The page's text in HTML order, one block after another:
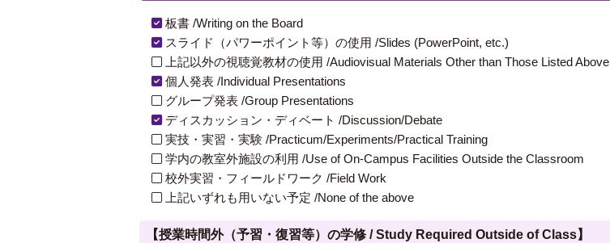
板書 /Writing on the Board
スライド（パワーポイント等）の使用 /Slides (PowerPoint, etc.)
上記以外の視聴覚教材の使用 /Audiovisual Materials Other than Those Listed Above
個人発表 /Individual Presentations
グループ発表 /Group Presentations
ディスカッション・ディベート /Discussion/Debate
実技・実習・実験 /Practicum/Experiments/Practical Training
学内の教室外施設の利用 /Use of On-Campus Facilities Outside the Classroom
校外実習・フィールドワーク /Field Work
上記いずれも用いない予定 /None of the above
【授業時間外（予習・復習等）の学修 / Study Required Outside of Class】